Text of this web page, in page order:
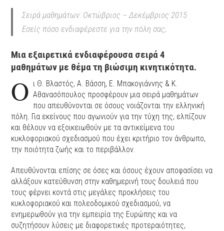
Σειρά μαθημάτων: Οκτώβριος – Δεκέμβριος 2015
Εσείς πόσο ενδιαφέρεστε για την πόλη σας;
Μια εξαιρετικά ενδιαφέρουσα σειρά 4
μαθημάτων με θέμα τη βιώσιμη κινητικότητα.
Ο ι Θ. Βλαστός, Α. Βάσση, Ε. Μπακογιάννης & Κ.
Αθανασόπουλος προσφέρουν μια σειρά μαθημάτων
που απευθύνονται σε όσους νοιάζονται την ελληνική
πόλη. Για εκείνους που αγωνιούν για την τύχη της, ελπίζουν
και θέλουν να εξοικειωθούν με τα αντικείμενα του
κυκλοφοριακού σχεδιασμού που έχει κριτήριο τον άνθρωπο,
την ποιότητα ζωής και το περιβάλλον.
Απευθύνονται επίσης σε όσες και όσους έχουν αποφασίσει να
αλλάξουν κατεύθυνση στην καθημερινή τους δουλειά που
τους φέρνει κοντά στις μεγάλες προκλήσεις του
κυκλοφοριακού και πολεοδομικού σχεδιασμού, να
ενημερωθούν για την εμπειρία της Ευρώπης και να
συζητήσουν λύσεις με διαφορετικές προτεραιότητες,